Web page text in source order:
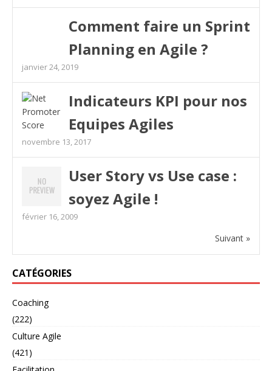
Comment faire un Sprint
Planning en Agile ?
janvier 24, 2019
Indicateurs KPI pour nos
Equipes Agiles
novembre 13, 2017
User Story vs Use case :
soyez Agile !
février 16, 2009
Suivant »
CATÉGORIES
Coaching
(222)
Culture Agile
(421)